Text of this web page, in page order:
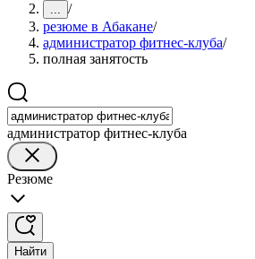
... /
резюме в Абакане/
администратор фитнес-клуба/
полная занятость
администратор фитнес-клуба
Резюме
Найти